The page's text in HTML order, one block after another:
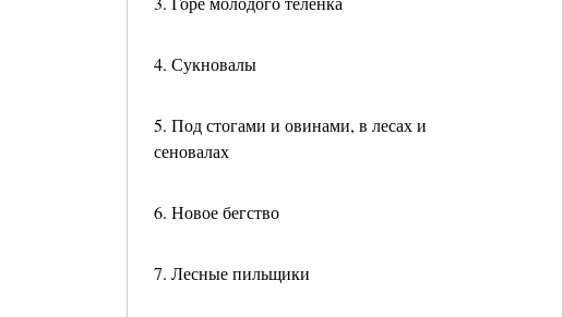
4. Сукновалы
5. Под стогами и овинами, в лесах и
сеновалах
6. Новое бегство
7. Лесные пильщики